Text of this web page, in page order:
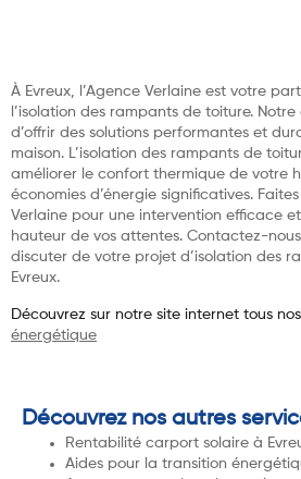
À Evreux, l’Agence Verlaine est votre
l’isolation des rampants de toiture.
d’offrir des solutions performantes et
maison. L’isolation des rampants de
améliorer le confort thermique de votre
économies d’énergie significatives.
Verlaine pour une intervention efficace
hauteur de vos attentes. Contactez-
discuter de votre projet d’isolation des
Evreux.
Découvrez sur notre site internet tous nos
énergétique
Découvrez nos autres
Rentabilité carport solaire à
Aides pour la transition